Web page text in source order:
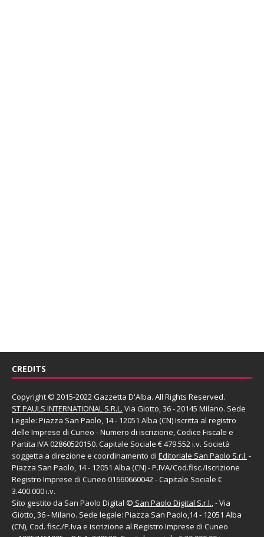
CREDITS
Copyright © 2015-2022 Gazzetta D'Alba. All Rights Reserved.
ST PAULS INTERNATIONAL S.R.L. Via Giotto, 36 - 20145 Milano. Sede
Legale: Piazza San Paolo, 14 - 12051 Alba (CN) Iscritta al registro
delle Imprese di Cuneo - Numero di iscrizione, Codice Fiscale e
Partita IVA 02860520150. Capitale Sociale € 479.552 i.v. Società
soggetta a direzione e coordinamento di Editoriale San Paolo S.r.l. -
Piazza San Paolo, 14 - 12051 Alba (CN) - P.IVA/Cod.fisc./Iscrizione
Registro Imprese di Cuneo 01660660042 - Capitale Sociale €
3.400.000 i.v.
Sito gestito da San Paolo Digital © San Paolo Digital S.r.l., - Via
Giotto, 36 - Milano. Sede legale: Piazza San Paolo,14 - 12051 Alba
(CN), Cod. fisc./P.Iva e iscrizione al Registro Imprese di Cuneo